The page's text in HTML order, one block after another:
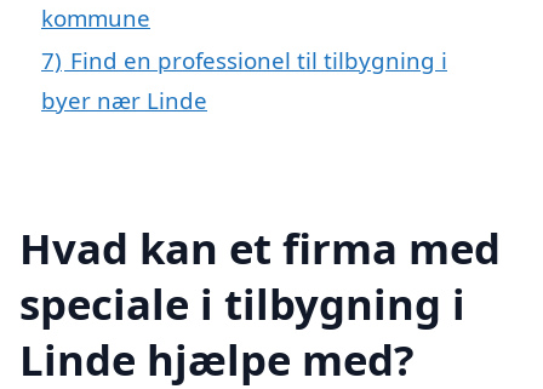
kommune
7) Find en professionel til tilbygning i
byer nær Linde
Hvad kan et firma med
speciale i tilbygning i
Linde hjælpe med?